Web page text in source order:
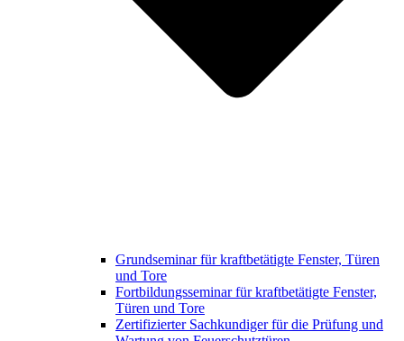
Grundseminar für kraftbetätigte Fenster, Türen
und Tore
Fortbildungsseminar für kraftbetätigte Fenster,
Türen und Tore
Zertifizierter Sachkundiger für die Prüfung und